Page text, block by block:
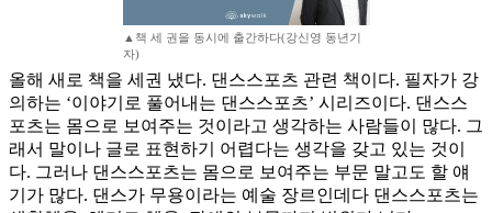
▲책 세 권을 동시에 출간하다(강신영 동년기
자)
올해 새로 책을 세권 냈다. 댄스스포츠 관련 책이다. 필자가 강
의하는 ‘이야기로 풀어내는 댄스스포츠’ 시리즈이다. 댄스스
포츠는 몸으로 보여주는 것이라고 생각하는 사람들이 많다. 그
래서 말이나 글로 표현하기 어렵다는 생각을 갖고 있는 것이
다. 그러나 댄스스포츠는 몸으로 보여주는 부문 말고도 할 얘
기가 많다. 댄스가 무용이라는 예술 장르인데다 댄스스포츠는